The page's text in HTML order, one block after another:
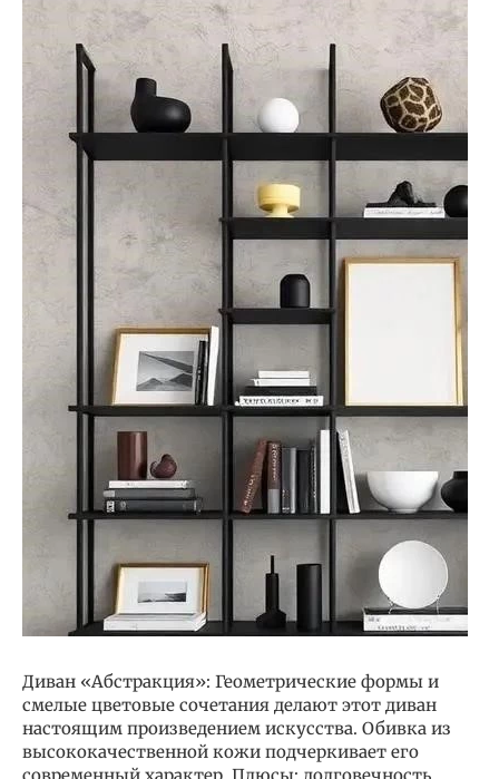
Диван «Абстракция»: Геометрические формы и
смелые цветовые сочетания делают этот диван
настоящим произведением искусства. Обивка из
высококачественной кожи подчеркивает его